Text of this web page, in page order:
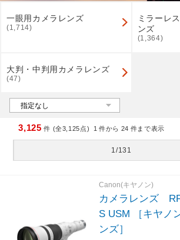
一眼用カメラレンズ
(1,714)
ミラーレ
ンズ
(1,364)
大判・中判用カメラレンズ
(47)
3,125 件 (全3,125点) 1 件から 24 件まで表示
1/131
Canon(キヤノン)
カメラレンズ
S USM ［キヤノンRF /単焦点レ
ンズ］